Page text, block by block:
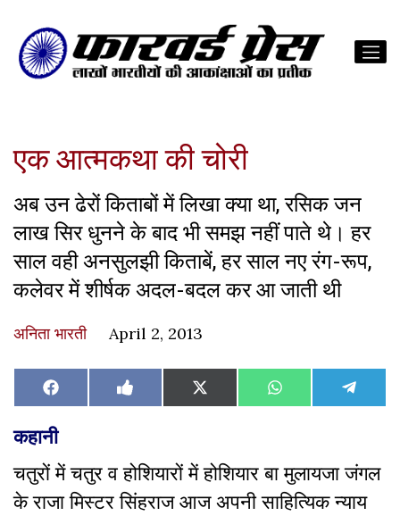
एक आत्मकथा की चोरी
अब उन ढेरों किताबों में लिखा क्या था, रसिक जन
लाख सिर धुनने के बाद भी समझ नहीं पाते थे। हर
साल वही अनसुलझी किताबें, हर साल नए रंग-रूप,
कलेवर में शीर्षक अदल-बदल कर आ जाती थी
अनिता भारती April 2, 2013
Share
on
Facebook Share
on
Like
on
Share
on
X
(Twitter)
Share
on
WhatsAppShare
on
कहानी
चतुरों में चतुर व होशियारों में होशियार बा मुलायजा जंगल
के राजा मिस्टर सिंहराज आज अपनी साहित्यिक न्याय